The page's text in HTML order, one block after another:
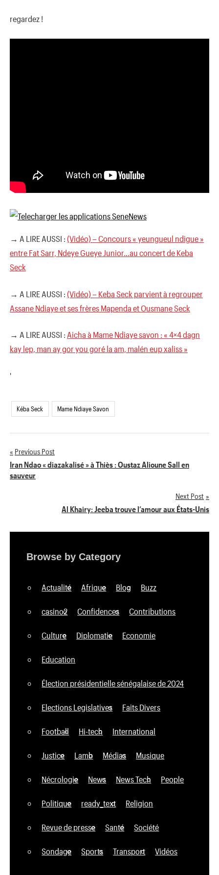
regardez !
→ A LIRE AUSSI : (Vidéo) – Concours « yeungueul ndigue »
entre Fat Sarr, Ndeye Gueye Junior…au concert de Keba
Seck
→ A LIRE AUSSI : (Vidéo) – Keba Seck parvient à regrouper
Assane Ndiaye et ses frères Mapenda et Ousmane Seck
→ A LIRE AUSSI : Aicha à Mame Ndiaye savon : « 4×4 dagn
kay lep, man ay gor you goré la am, malén eup xaliss »
'
Kéba Seck Mame Ndiaye Savon
Navigation
de
Previous Post
Iran Ndao « diazakalisé » à Thiès : Oustaz Alioune Sall en
sauveur
Next Post
Al Khairy: Jeeba trouve l’amour aux États-Unis
Browse by Category
Actualité Afrique Blog Buzz
casino2 Confidences Contributions
Culture Diplomatie Economie
Education
Élection présidentielle sénégalaise de 2024
Elections Legislatives Faits Divers
Football Hi-tech International
Justice Lamb Médias Musique
Nécrologie News News Tech People
Politique ready_text Religion
Revue de presse Santé Société
Sondage Sports Transport Vidéos